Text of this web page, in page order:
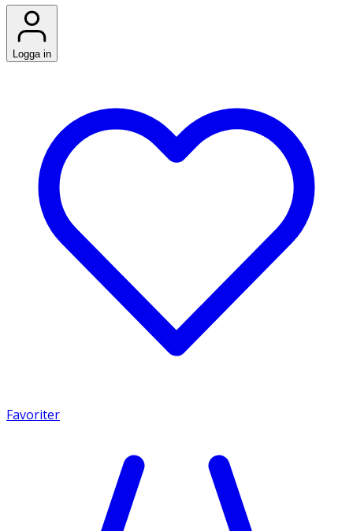
Logga in
Favoriter